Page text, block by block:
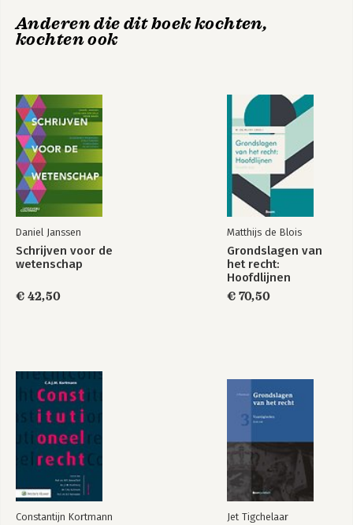
Naschrift 48
Lon L. Fuller
Vooraf 51
1. Recht, rechters en filosofie 53
2. Fundamentele vragen, toen en nu 61
3. Naar een model van recht: de antinomische opvatting van
Radbruch 75
4. Ten slotte 84
Verder lezen 89
Anderen die dit boek kochten,
kochten ook
Daniel Janssen
Schrijven voor de
wetenschap
€ 42,50
Matthijs de Blois
Grondslagen van
het recht:
Hoofdlijnen
€ 70,50
Constantijn Kortmann Jet Tigchelaar